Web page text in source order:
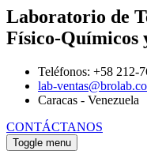
Laboratorio de
Físico-Químicos
Teléfonos: +58 212-
lab-
Caracas - Venezuela
CONTÁCTANOS
Toggle menu